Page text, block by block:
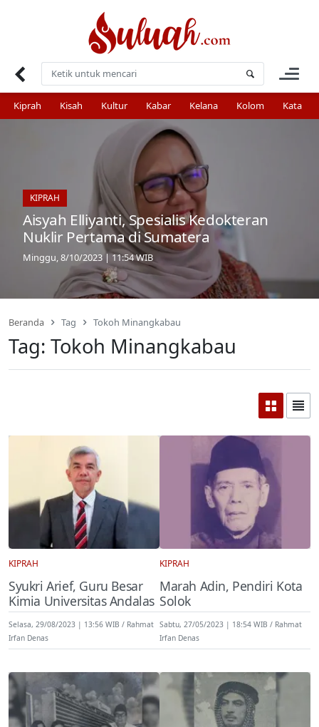
Kiprah Kisah Kultur Kabar Kelana Kolom Kata
KIPRAH
Aisyah Elliyanti, Spesialis Kedokteran
Nuklir Pertama di Sumatera
Minggu, 8/10/2023 | 11:54 WIB
Beranda Tag Tokoh Minangkabau
Tag: Tokoh Minangkabau
KIPRAH
Syukri Arief, Guru Besar
Kimia Universitas Andalas
Selasa, 29/08/2023 | 13:56 WIB
Rahmat
Irfan Denas
KIPRAH
Marah Adin, Pendiri Kota
Solok
Sabtu, 27/05/2023 | 18:54 WIB
Rahmat
Irfan Denas